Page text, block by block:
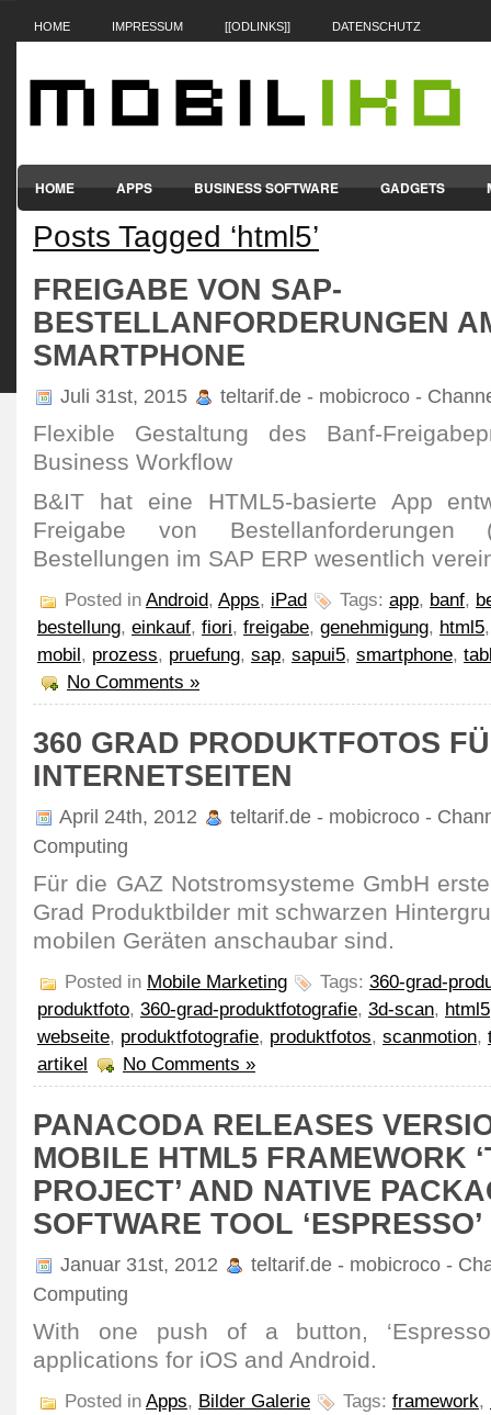
HOME IMPRESSUM [[ODLINKS]] DATENSCHUTZ
HOME APPS BUSINESS SOFTWARE GADGETS
SMARTPHONES & HANDYS TABLET-PCS
Posts Tagged ‘html5’
FREIGABE VON SAP-
BESTELLANFORDERUNGEN
SMARTPHONE
Juli 31st, 2015 teltarif.de - mobicroco -
Flexible Gestaltung des Banf-
Business Workflow
B&IT hat eine HTML5-basierte App
Freigabe von
Bestellungen im SAP ERP wesentlich
Posted in Android, Apps, iPad Tags: app, banf,
bestellung, einkauf, fiori, freigabe, genehmigung, html5
mobil, prozess, pruefung, sap, sapui5, smartphone,
No Comments »
360 GRAD PRODUKTFOTOS
INTERNETSEITEN
April 24th, 2012
teltarif.de - mobicroco -
Computing
Für die GAZ Notstromsysteme GmbH
Grad Produktbilder mit schwarzen
mobilen Geräten anschaubar sind.
Posted in Mobile Marketing Tags: 360-grad-
produktfoto, 360-grad-produktfotografie, 3d-scan, html5
webseite, produktfotografie, produktfotos, scanmotion,
artikel
No Comments »
PANACODA RELEASES
MOBILE HTML5 FRAMEWORK
PROJECT’ AND NATIVE
SOFTWARE TOOL ‘ESPRESSO’
Januar 31st, 2012
teltarif.de - mobicroco -
Computing
With one push of a button,
applications for iOS and Android.
Posted in Apps, Bilder Galerie Tags: framework,